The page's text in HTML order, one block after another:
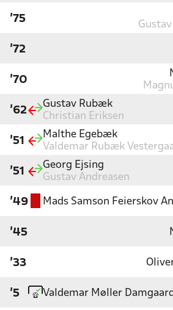
'75
'72
'70
'62
Gustav Rubæk
Christian Eriksen
'51
Malthe Egebæk
Valdemar Rubæk
'51
Georg Ejsing
Gustav Andreasen
'49 Mads Samson Feierskov
'45
'33
'5 Valdemar Møller Damgaard